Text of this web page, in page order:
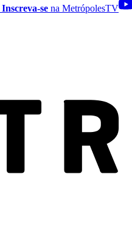
Inscreva-se na MetrópolesTV